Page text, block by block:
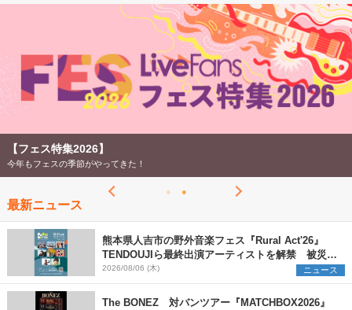
2026
【ライブ動員ランキング】2026年上半期編発表！
【フェス特集2026】
今年もフェスの季節がやってきた！
最新ニュース
熊本県人吉市の野外音楽フェス『Rural Act'26』
TENDOUJIら最終出演アーティストを解禁 被災地
支援プロジェクトの始動も発表
2026/08/06 (木) ニュース
The BONEZ 対バンツアー『MATCHBOX2026』